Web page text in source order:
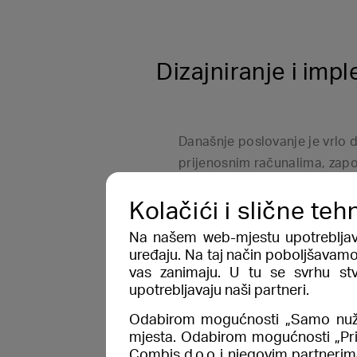
Dizajniranje i
Današnje poslovanje je vrlo
prijenosnim računalima,
svakodnevnih poslovnih
omogućuje komunikaciju
rad djelatnicima kako bi
potencijal.
Zato je u poslovanju
rješenje koje prilikom
komunikaciju, sigurni
Kolačići i slične
Na našem web-mjestu
uređaju. Na taj način
vas zanimaju. U tu se svrhu
upotrebljavaju naši partneri.
Odabirom mogućnosti „Samo
mjesta. Odabirom mogućnosti